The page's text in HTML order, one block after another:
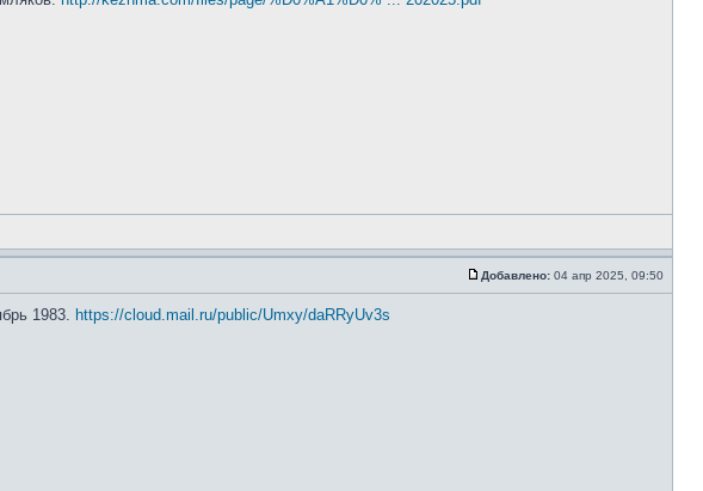
Добавлено: 04 апр 2025, 09:50
1983. https://cloud.mail.ru/public/Umxy/daRRyUv3s